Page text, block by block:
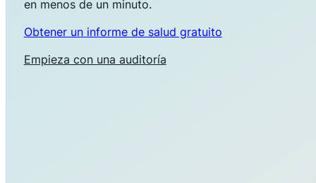
en menos de un minuto.
Obtener un informe de salud gratuito
Empieza con una auditoría